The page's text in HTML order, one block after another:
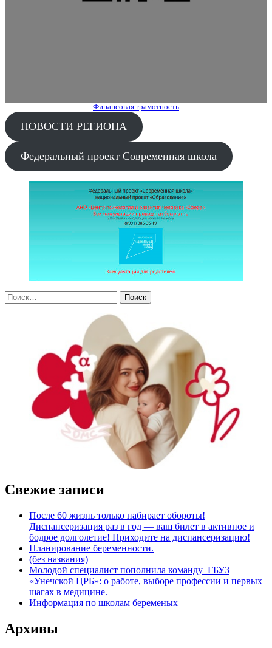
Финансовая грамотность
НОВОСТИ РЕГИОНА
Федеральный проект Современная школа
Свежие записи
После 60 жизнь только набирает обороты!
Диспансеризация раз в год — ваш билет в активное и
бодрое долголетие! Приходите на диспансеризацию!
Планирование беременности.
(без названия)
Молодой специалист пополнила команду ГБУЗ
«Унечской ЦРБ»: о работе, выборе профессии и первых
шагах в медицине.
Информация по школам беременых
Архивы